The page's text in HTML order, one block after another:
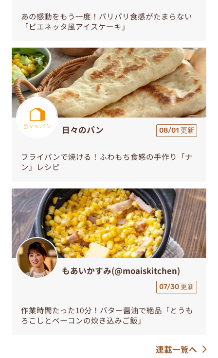
あの感動をもう一度！パリパリ食感がたまらない
「ビエネッタ風アイスケーキ」
日々のパン 08/01 更新
フライパンで焼ける！ふわもち食感の手作り「ナ
ン」レシピ
もあいかすみ(@moaiskitchen)
07/30 更新
作業時間たった10分！バター醤油で絶品「とうも
ろこしとベーコンの炊き込みご飯」
連載一覧へ